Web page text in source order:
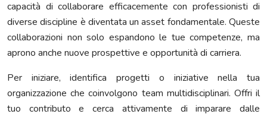
capacità di collaborare efficacemente con professionisti di
diverse discipline è diventata un asset fondamentale. Queste
collaborazioni non solo espandono le tue competenze, ma
aprono anche nuove prospettive e opportunità di carriera.
Per iniziare, identifica progetti o iniziative nella tua
organizzazione che coinvolgono team multidisciplinari. Offri il
tuo contributo e cerca attivamente di imparare dalle